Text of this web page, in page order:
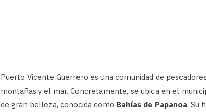
Puerto Vicente Guerrero es una comunidad de
montañas y el mar. Concretamente, se ubica en el
de gran belleza, conocida como Bahías de Papanoa. Su